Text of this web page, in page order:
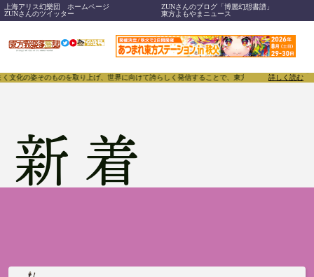
上海アリス幻樂団 ホームページ
ZUNさんのブログ「博麗幻想書譜」
ZUNさんのツイッター
東方よもやまニュース
界に向けて誇らしく発信することで、東方Projectのみならず「同人文化」そのものをさらに刺
詳しく読む
新着